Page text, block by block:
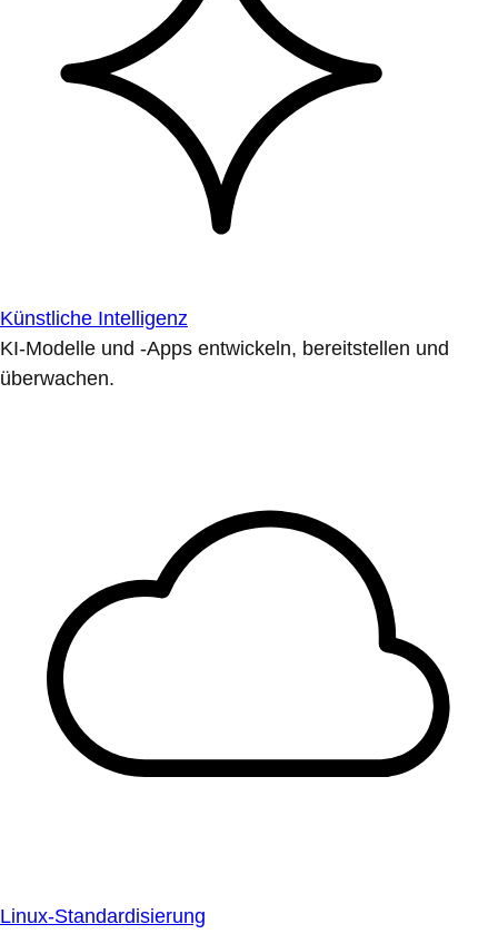
Künstliche Intelligenz
KI-Modelle und -Apps entwickeln, bereitstellen und
überwachen.
Linux-Standardisierung